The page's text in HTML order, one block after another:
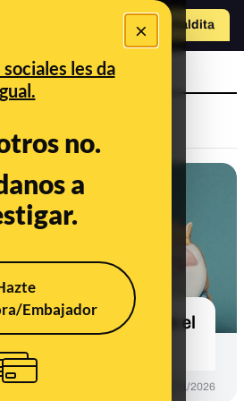
×
les da
no.
a
Embajador
Hazte Maldito
sobre el
02/01/2026